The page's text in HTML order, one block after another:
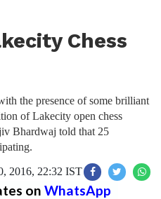
Chess
the presence of some brilliant
of Lakecity open chess
Bhardwaj told that 25
2016, 22:32 IST
on WhatsApp